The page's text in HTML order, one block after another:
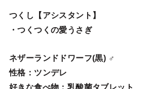
つくし【アシスタント】
・つくつくの愛うさぎ
ネザーランドドワーフ(黒) ♂
性格：ツンデレ
好きな食べ物：乳酸菌タブレット